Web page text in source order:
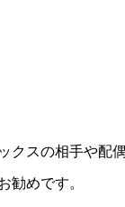
クスの相手や配
勧めです。